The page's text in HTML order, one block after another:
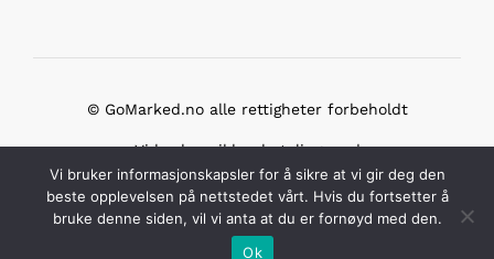
© GoMarked.no alle rettigheter forbeholdt
Vi bruker sikker betaling med
Vi bruker informasjonskapsler for å sikre at vi gir deg den
beste opplevelsen på nettstedet vårt. Hvis du fortsetter å
bruke denne siden, vil vi anta at du er fornøyd med den.
Ok